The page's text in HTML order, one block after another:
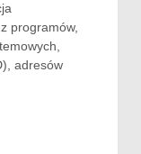
programów,
adresów